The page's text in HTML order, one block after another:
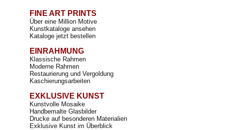
FINE ART PRINTS
Über eine Million Motive
Kunstkataloge ansehen
Kataloge jetzt bestellen
EINRAHMUNG
Klassische Rahmen
Moderne Rahmen
Restaurierung und Vergoldung
Kaschierungsarbeiten
EXKLUSIVE KUNST
Kunstvolle Mosaike
Handbemalte Glasbilder
Drucke auf besonderen Materialien
Exklusive Kunst im Überblick